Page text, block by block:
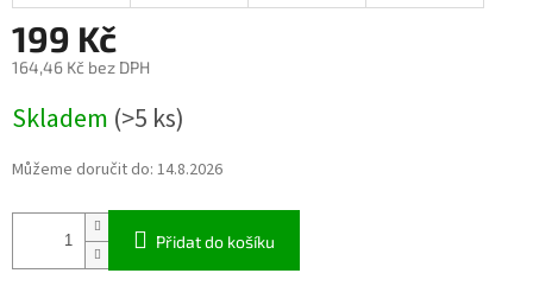
199 Kč
164,46 Kč bez DPH
cena:
Skladem (>5 ks)
Můžeme doručit do: 14.8.2026
Přidat do košíku